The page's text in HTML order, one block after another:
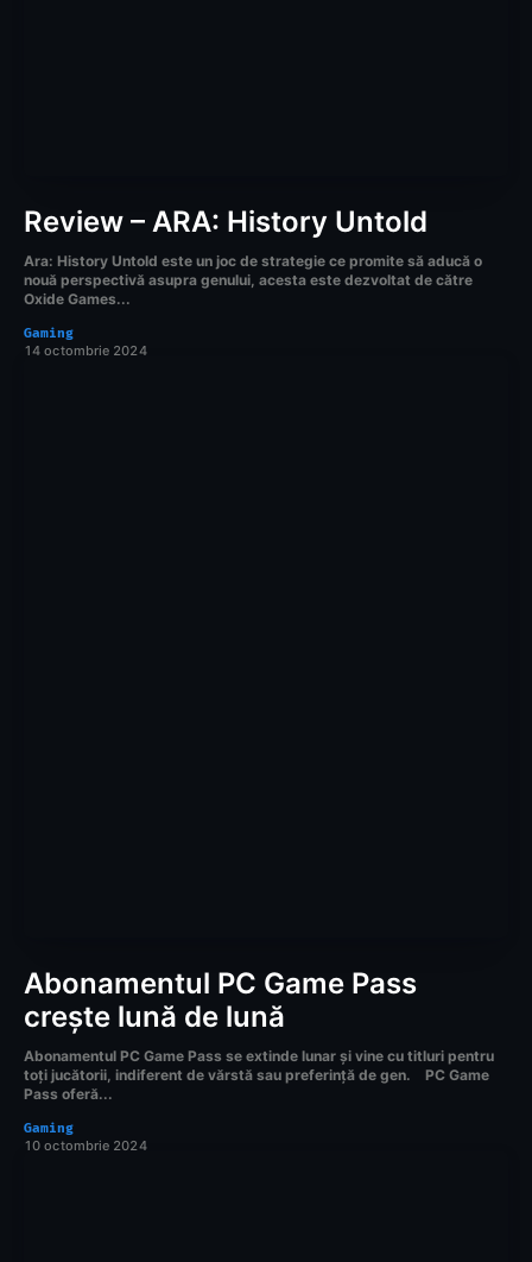
Review – ARA: History Untold
Ara: History Untold este un joc de strategie ce promite să aducă o
nouă perspectivă asupra genului, acesta este dezvoltat de către
Oxide Games...
Gaming
14 octombrie 2024
Abonamentul PC Game Pass
crește lună de lună
Abonamentul PC Game Pass se extinde lunar și vine cu titluri pentru
toți jucătorii, indiferent de vărstă sau preferință de gen. PC Game
Pass oferă...
Gaming
10 octombrie 2024